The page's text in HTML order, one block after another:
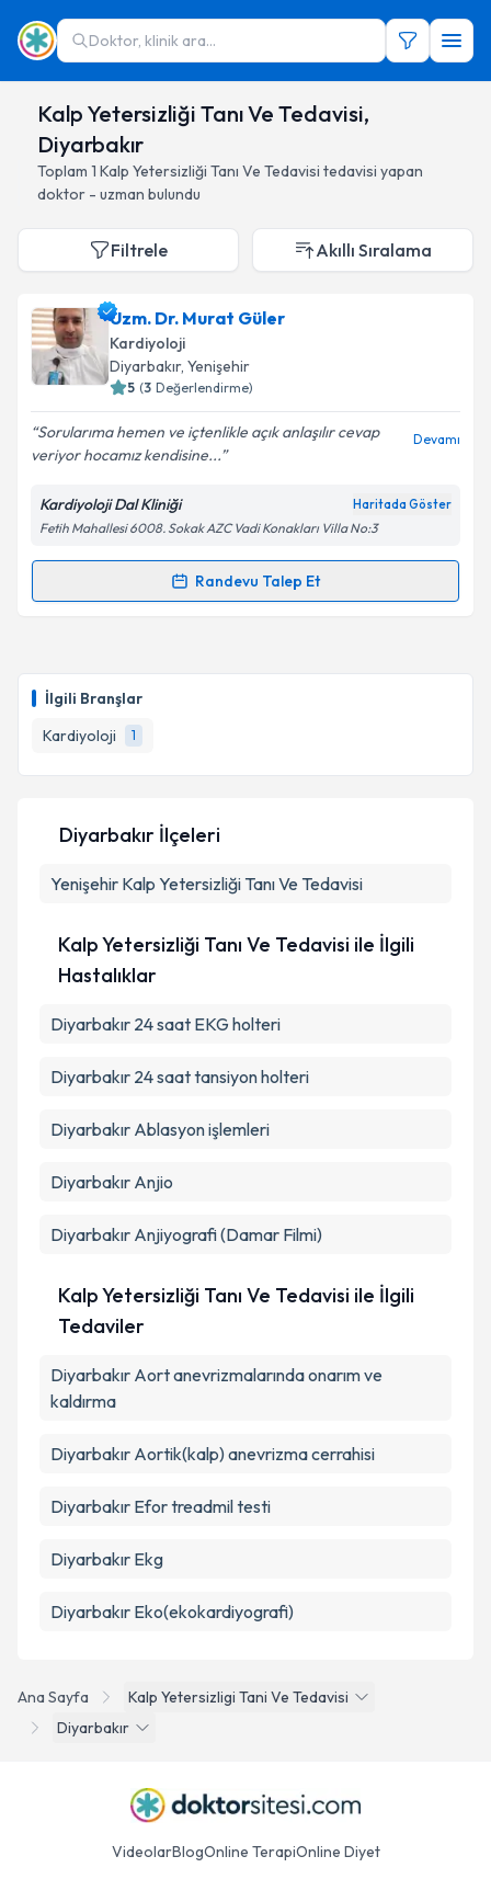
Doktor, klinik ara...
Kalp Yetersizliği Tanı Ve Tedavisi,
Diyarbakır
Toplam 1 Kalp Yetersizliği Tanı Ve Tedavisi tedavisi yapan
doktor - uzman bulundu
İlgili Branşlar
Kardiyoloji
1
Filtrele Akıllı Sıralama
Uzm. Dr. Murat Güler
Kardiyoloji
Diyarbakır, Yenişehir
5 (3 Değerlendirme)
Sorularıma hemen ve içtenlikle açık anlaşılır cevap
veriyor hocamız kendisine...
Devamı
Kardiyoloji Dal Kliniği Haritada Göster
Fetih Mahallesi 6008. Sokak AZC Vadi Konakları Villa No:3
Randevu Talep Et
Randevu Takvimi Talebi
takvim hazırlandığında e-posta ile bilgilendireceğiz.
E-posta Adresiniz
Metni'ni okudum ve kişisel verilerimin belirtilen
Ana Sayfa
Kalp Yetersizligi Tani Ve Tedavisi
Diyarbakır
Diyarbakır İlçeleri
Yenişehir Kalp Yetersizliği Tanı Ve Tedavisi
Kalp Yetersizliği Tanı Ve Tedavisi ile İlgili
Hastalıklar
Diyarbakır 24 saat EKG holteri
Diyarbakır 24 saat tansiyon holteri
Diyarbakır Ablasyon işlemleri
Diyarbakır Anjio
Diyarbakır Anjiyografi (Damar Filmi)
Kalp Yetersizliği Tanı Ve Tedavisi ile İlgili
Tedaviler
Diyarbakır Aort anevrizmalarında onarım ve
kaldırma
Diyarbakır Aortik(kalp) anevrizma cerrahisi
Diyarbakır Efor treadmil testi
Diyarbakır Ekg
Diyarbakır Eko(ekokardiyografi)
VideolarBlogOnline TerapiOnline Diyet